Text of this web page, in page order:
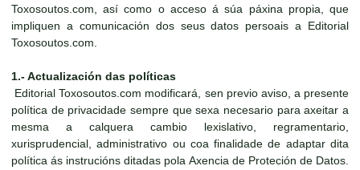
Toxosoutos.com, así como o acceso á súa páxina propia, que
impliquen a comunicación dos seus datos persoais a Editorial
Toxosoutos.com.
1.- Actualización das políticas
Editorial Toxosoutos.com modificará, sen previo aviso, a presente
política de privacidade sempre que sexa necesario para axeitar a
mesma a calquera cambio lexislativo, regramentario,
xurisprudencial, administrativo ou coa finalidade de adaptar dita
política ás instrucións ditadas pola Axencia de Proteción de Datos.